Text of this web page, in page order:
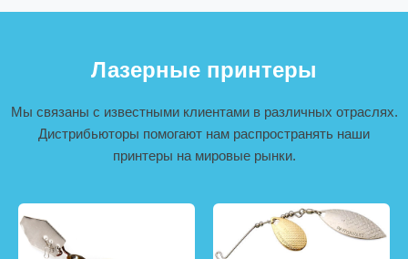
Лазерные принтеры
Мы связаны с известными клиентами в различных отраслях.
Дистрибьюторы помогают нам распространять наши
принтеры на мировые рынки.